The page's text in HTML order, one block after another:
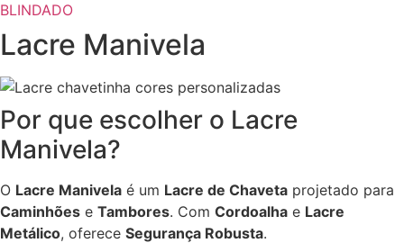
BLINDADO
Lacre Manivela
Por que escolher o Lacre
Manivela?
O Lacre Manivela é um Lacre de Chaveta projetado para
Caminhões e Tambores. Com Cordoalha e Lacre
Metálico, oferece Segurança Robusta.